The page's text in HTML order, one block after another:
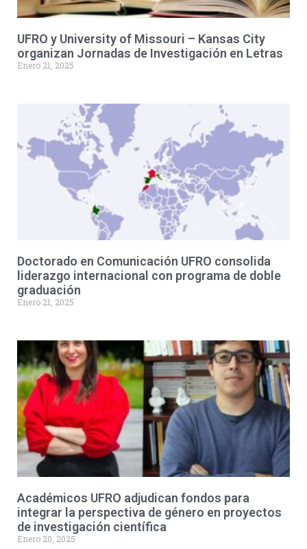
UFRO y University of Missouri – Kansas City
organizan Jornadas de Investigación en Letras
Enero 21, 2025
Doctorado en Comunicación UFRO consolida
liderazgo internacional con programa de doble
graduación
Enero 21, 2025
Académicos UFRO adjudican fondos para
integrar la perspectiva de género en proyectos
de investigación científica
Enero 20, 2025